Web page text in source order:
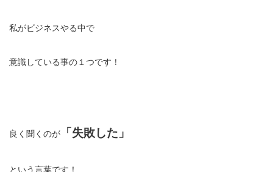
私がビジネスやる中で
意識している事の１つです！
良く聞くのが 「失敗した」
という言葉です！